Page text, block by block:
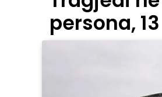
persona,